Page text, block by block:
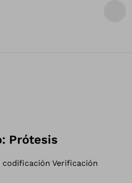
Prótesis
Verificación